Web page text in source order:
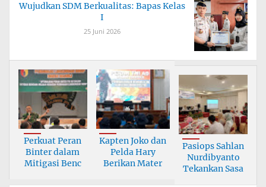
Wujudkan SDM Berkualitas: Bapas Kelas
I
25 Juni 2026
Perkuat Peran
Binter dalam
Mitigasi Benc
Kapten Joko dan
Pelda Hary
Berikan Mater
Pasiops Sahlan
Nurdibyanto
Tekankan Sasa